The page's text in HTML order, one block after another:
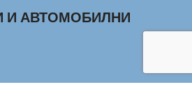
И АВТОМОБИЛНИ